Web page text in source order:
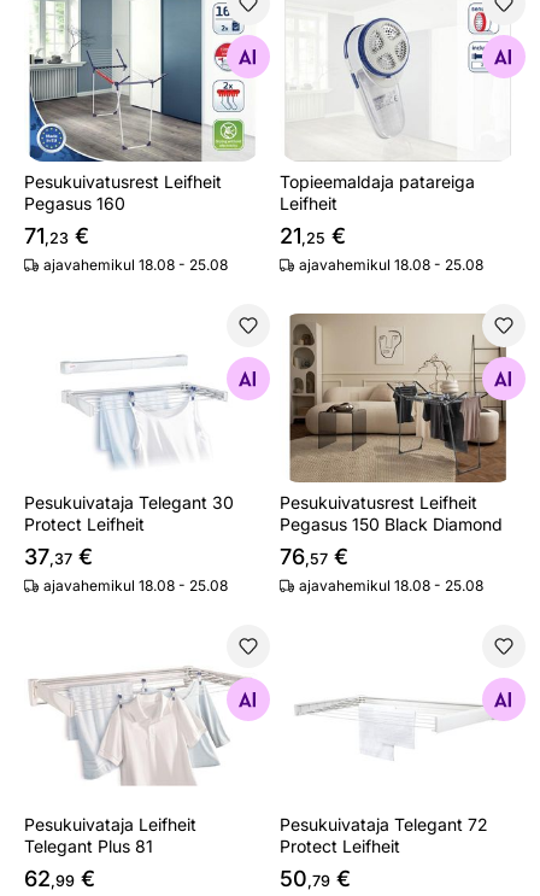
Pesukuivatusrest Leifheit Pegasus 160
Otsi sarnaseid
Pesukuivatusrest Leifheit
Pegasus 160
71,23 €
ajavahemikul 18.08 - 25.08
Topieemaldaja patareiga
Otsi sarnaseid
Topieemaldaja patareiga
Leifheit
21,25 €
ajavahemikul 18.08 - 25.08
Pesukuivataja Telegant 30 Protect Leifheit
Otsi sarnaseid
Pesukuivataja Telegant 30
Protect Leifheit
37,37 €
ajavahemikul 18.08 - 25.08
Pesukuivatusrest Leifheit
Otsi sarnaseid
Pesukuivatusrest Leifheit
Pegasus 150 Black Diamond
76,57 €
ajavahemikul 18.08 - 25.08
Pesukuivataja Leifheit Telegant Plus 81
Otsi sarnaseid
Pesukuivataja Leifheit
Telegant Plus 81
62,99 €
Pesukuivataja Telegant 72
Otsi sarnaseid
Pesukuivataja Telegant 72
Protect Leifheit
50,79 €